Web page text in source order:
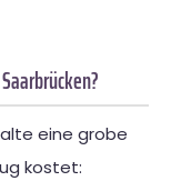
eine grobe
kostet: